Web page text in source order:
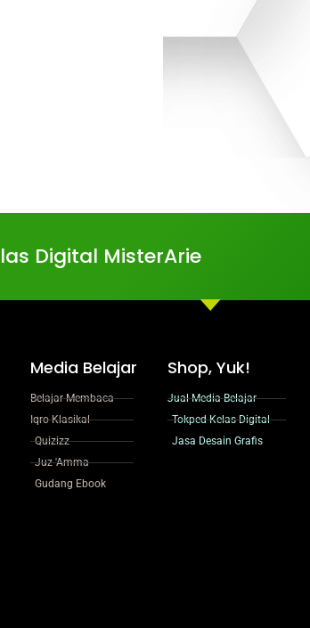
Digital MisterArie
Media Belajar
Belajar Membaca
Iqro Klasikal
Quizizz
Juz 'Amma
Gudang Ebook
Shop, Yuk!
Jual Media Belajar
Tokped Kelas Digital
Jasa Desain Grafis